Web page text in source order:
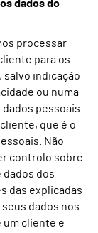
dados do
processar
para os
salvo indicação
ou numa
pessoais
que é o
Não
controlo sobre
dados dos
das explicadas
dados nos
um cliente e